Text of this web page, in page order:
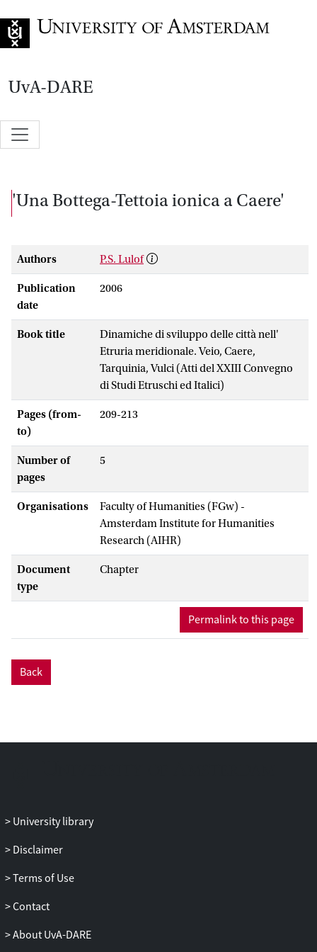
UvA-DARE
'Una Bottega-Tettoia ionica a Caere'
Authors P.S. Lulof
Publication
date
2006
Book title
Dinamiche di sviluppo delle città nell'
Etruria meridionale. Veio, Caere,
Tarquinia, Vulci (Atti del XXIII Convegno
di Studi Etruschi ed Italici)
Pages (from-
to)
209-213
Number of
pages
5
Organisations
Faculty of Humanities (FGw) -
Amsterdam Institute for Humanities
Research (AIHR)
Document
type
Chapter
Permalink to this page
Back
University library
Disclaimer
Terms of Use
Contact
About UvA-DARE